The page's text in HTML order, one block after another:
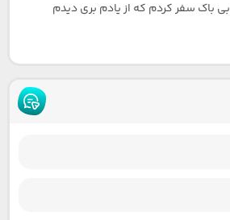
باک سفر کردم که از یادم بری دیدم